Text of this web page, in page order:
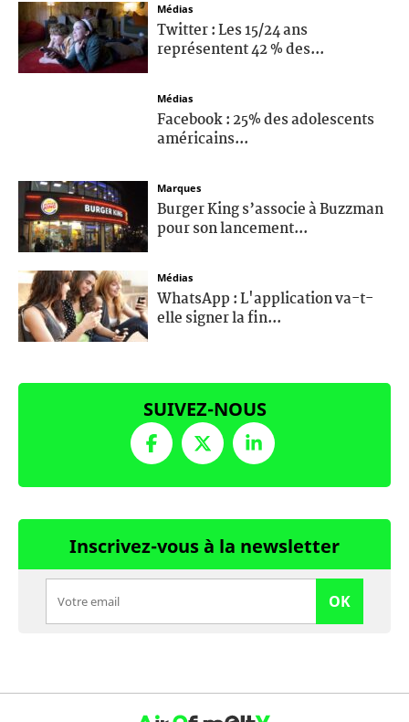
Médias
Twitter : Les 15/24 ans
représentent 42 % des...
Médias
Facebook : 25% des adolescents
américains...
Marques
Burger King s’associe à Buzzman
pour son lancement...
Médias
WhatsApp : L'application va-t-
elle signer la fin...
SUIVEZ-NOUS
Inscrivez-vous à la newsletter
OK